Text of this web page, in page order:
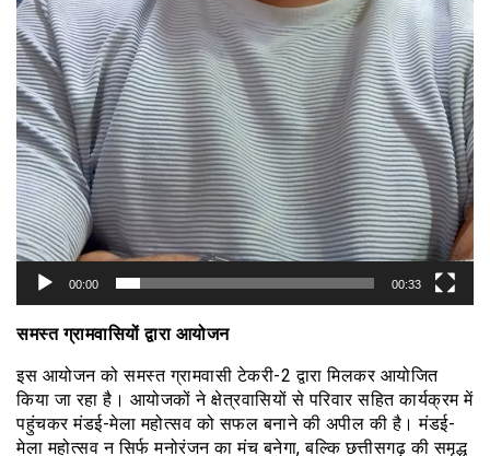
00:00 00:33
समस्त ग्रामवासियों द्वारा आयोजन
इस आयोजन को समस्त ग्रामवासी टेकरी-2 द्वारा मिलकर आयोजित
किया जा रहा है। आयोजकों ने क्षेत्रवासियों से परिवार सहित कार्यक्रम में
पहुंचकर मंडई-मेला महोत्सव को सफल बनाने की अपील की है। मंडई-
मेला महोत्सव न सिर्फ मनोरंजन का मंच बनेगा, बल्कि छत्तीसगढ़ की समृद्ध